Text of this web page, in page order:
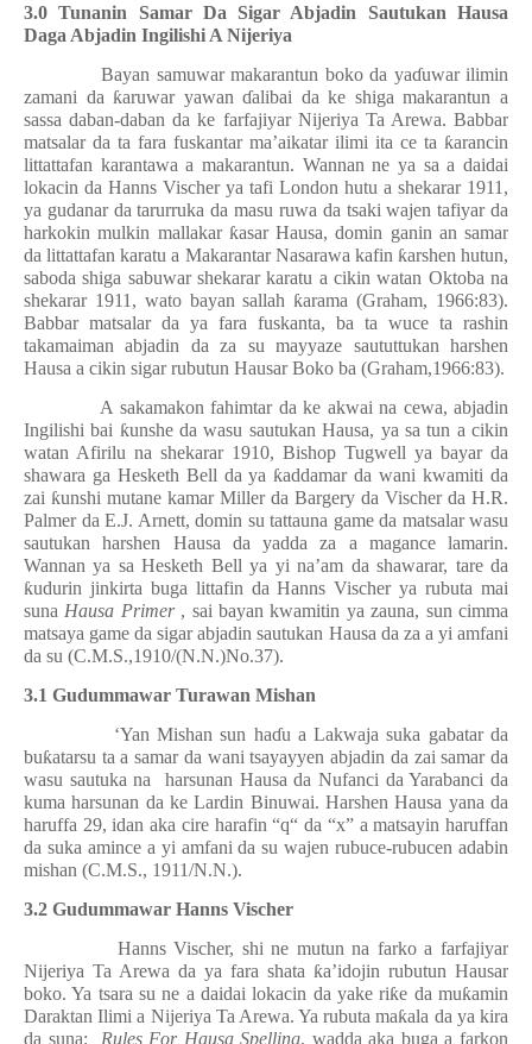
3.0 Tunanin Samar Da Sigar Abjadin Sautukan Hausa
Daga Abjadin Ingilishi A Nijeriya
Bayan samuwar makarantun boko da yaɗuwar ilimin
zamani da ƙaruwar yawanɗalibai da ke shiga makarantun a
sassa daban-daban da ke farfajiyar Nijeriya Ta Arewa. Babbar
matsalar da ta fara fuskantar ma’aikatar ilimi ita ce ta ƙarancin
littattafan karantawa a makarantun. Wannan ne ya sa a daidai
lokacin da Hanns Vischer ya tafi London hutu a shekarar 1911,
ya gudanar da tarurruka da masu ruwa da tsaki wajen tafiyar da
harkokin mulkin mallakar ƙasar Hausa, domin ganin an samar
da littattafan karatu a Makarantar Nasarawa kafin ƙarshen hutun,
saboda shiga sabuwar shekarar karatu a cikin watan Oktoba na
shekarar 1911, wato bayan sallah ƙarama (Graham, 1966:83).
Babbar matsalar da ya fara fuskanta, ba ta wuce ta rashin
takamaiman abjadin da za su mayyaze saututtukan harshen
Hausa a cikin sigar rubutun Hausar Boko ba (Graham,1966:83).
A sakamakon fahimtar da ke akwai na cewa, abjadin
Ingilishi bai ƙunshe da wasu sautukan Hausa, ya sa tun a cikin
watan Afirilu na shekarar 1910, Bishop Tugwell ya bayar da
shawara ga Hesketh Bell da ya ƙaddamar da wani kwamiti da
zai ƙunshi mutane kamar Miller da Bargery da Vischer da H.R.
Palmer da E.J. Arnett, domin su tattauna game da matsalar wasu
sautukan harshen Hausa da yadda za a magance lamarin.
Wannan ya sa Hesketh Bell ya yi na’am da shawarar, tare da
ƙudurin jinkirta buga littafin da Hanns Vischer ya rubuta mai
suna Hausa Primer, sai bayan kwamitin ya zauna, sun cimma
matsaya game da sigar abjadin sautukan Hausa da za a yi amfani
da su (C.M.S.,1910/(N.N.)No.37).
3.1 Gudummawar Turawan Mishan
‘Yan Mishan sun haɗu a Lakwaja suka gabatar da
buƙatarsu ta a samar da wani tsayayyen abjadin da zai samar da
wasu sautuka na
harsunan Hausa da Nufanci da Yarabanci da
kuma harsunan da ke Lardin Binuwai. Harshen Hausa yana da
haruffa 29, idan aka cire harafin “q“ da “x” a matsayin haruffan
da suka amince a yi amfani da su wajen rubuce-rubucen adabin
mishan (C.M.S., 1911/N.N.).
3.2 Gudummawar Hanns Vischer
Hanns Vischer, shi ne mutun na farko a farfajiyar
Nijeriya Ta Arewa da ya fara shata ƙa’idojin rubutun Hausar
boko. Ya tsara su ne a daidai lokacin da yake riƙe da muƙamin
Daraktan Ilimi a Nijeriya Ta Arewa. Ya rubuta maƙala da ya kira
da suna:
Rules For Hausa Spelling, wadda aka buga a farkon